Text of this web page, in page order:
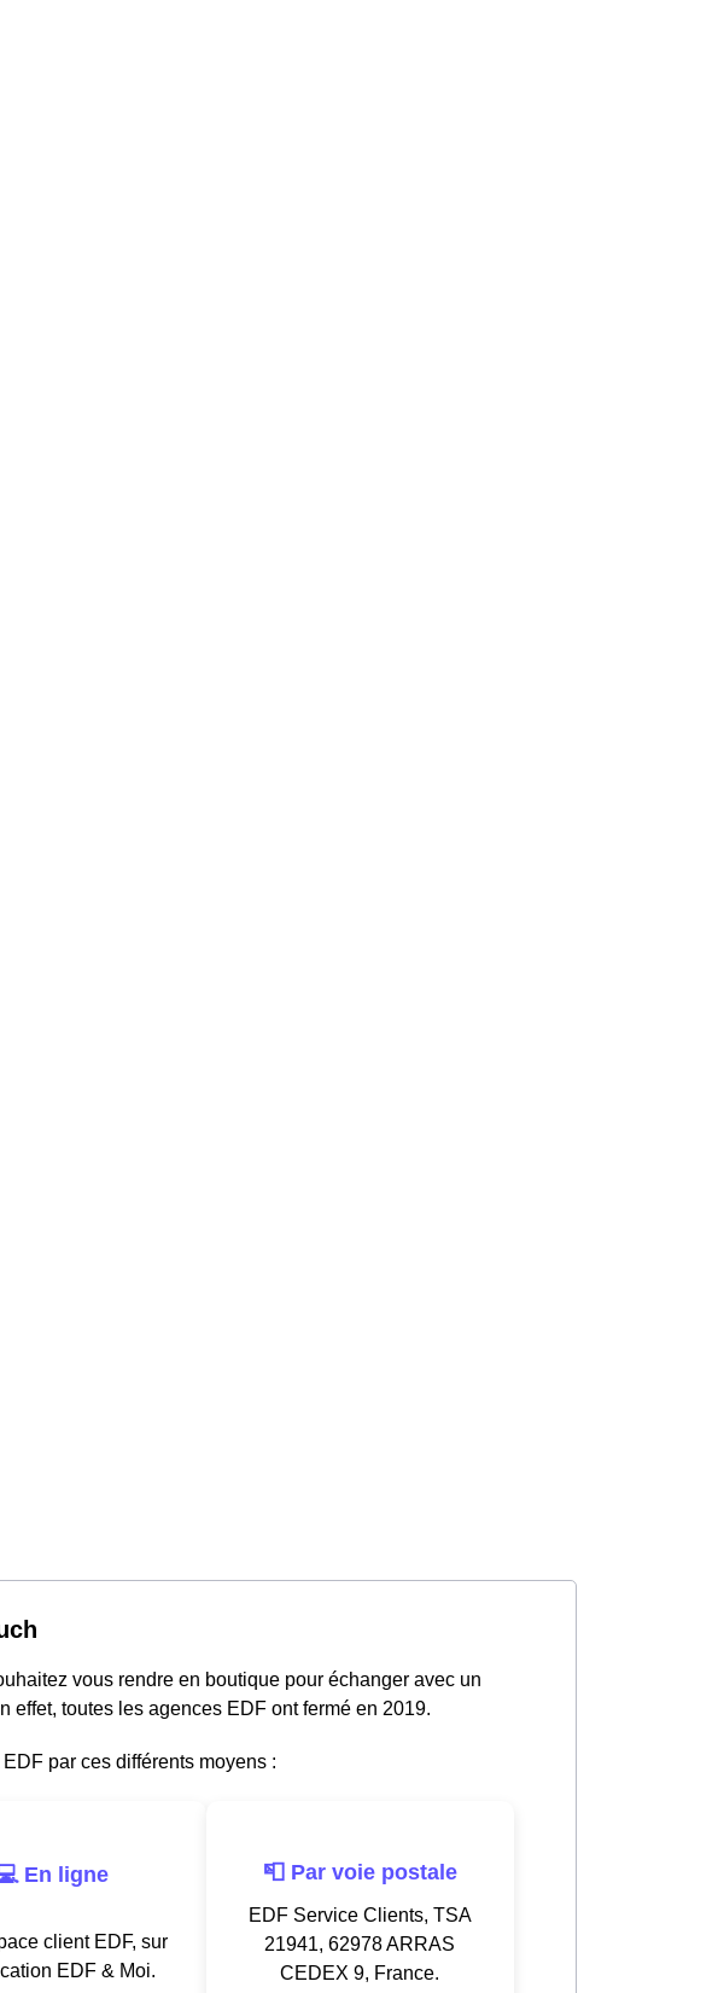
vous rendre en boutique pour échanger avec un
toutes les agences EDF ont fermé en 2019.
par ces différents moyens :
En ligne
client EDF, sur
EDF & Moi.
📮 Par voie postale
EDF Service Clients, TSA
21941, 62978 ARRAS
CEDEX 9, France.